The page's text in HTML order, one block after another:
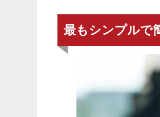
最もシンプルで